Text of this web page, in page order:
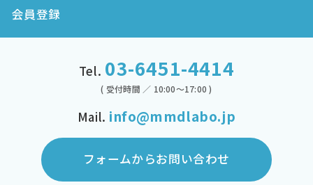
会員登録
Tel. 03-6451-4414
( 受付時間 ／ 10:00～17:00 )
Mail. info@mmdlabo.jp
フォームからお問い合わせ